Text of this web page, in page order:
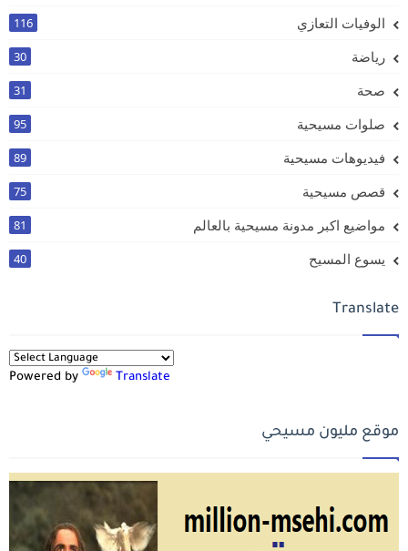
الوفيات التعازي 116
رياضة 30
صحة 31
صلوات مسيحية 95
فيديوهات مسيحية 89
قصص مسيحية 75
مواضيع اكبر مدونة مسيحية بالعالم 81
يسوع المسيح 40
Translate
Powered by Translate
موقع مليون مسيحي